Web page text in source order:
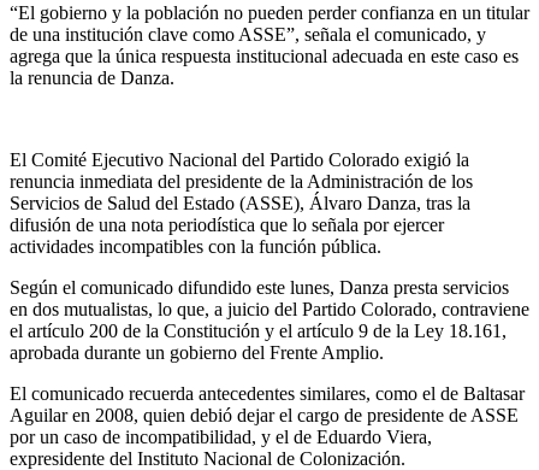
“El gobierno y la población no pueden perder confianza en un titular
de una institución clave como ASSE”, señala el comunicado, y
agrega que la única respuesta institucional adecuada en este caso es
la renuncia de Danza.
El Comité Ejecutivo Nacional del Partido Colorado exigió la
renuncia inmediata del presidente de la Administración de los
Servicios de Salud del Estado (ASSE), Álvaro Danza, tras la
difusión de una nota periodística que lo señala por ejercer
actividades incompatibles con la función pública.
Según el comunicado difundido este lunes, Danza presta servicios
en dos mutualistas, lo que, a juicio del Partido Colorado, contraviene
el artículo 200 de la Constitución y el artículo 9 de la Ley 18.161,
aprobada durante un gobierno del Frente Amplio.
El comunicado recuerda antecedentes similares, como el de Baltasar
Aguilar en 2008, quien debió dejar el cargo de presidente de ASSE
por un caso de incompatibilidad, y el de Eduardo Viera,
expresidente del Instituto Nacional de Colonización.